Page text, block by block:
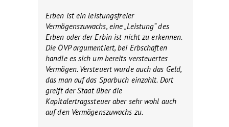
Erben ist ein leistungsfreier
Vermögenszuwachs, eine „Leistung“ des
Erben oder der Erbin ist nicht zu erkennen.
Die ÖVP argumentiert, bei Erbschaften
handle es sich um bereits versteuertes
Vermögen. Versteuert wurde auch das Geld,
das man auf das Sparbuch einzahlt. Dort
greift der Staat über die
Kapitalertragssteuer aber sehr wohl auch
auf den Vermögenszuwachs zu.